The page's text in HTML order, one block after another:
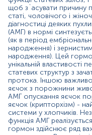
в поєднанні із
біодоступним
використовуються
передбачає жодної
забирається вранці.
чоловіків -
еректильна
діагностика причин
особливостей
(гірсутизм), безпліддя
яєчників; - дітей -
раннього статевого
рівня тестостерону у
проходять
щоб з`асувати причину
статі, чоловічого і
діагностиці деяких
(АМГ) в нормі
(як в період
народження) і
народження). Цей
унікальній
статевих структур з
протока. Іншою
яєчок з порожнини
АМГ опускання яєчок
яєчок (крипторхізм) -
системи у хлопчиків.
функція АМГ
гормон здійснює ряд